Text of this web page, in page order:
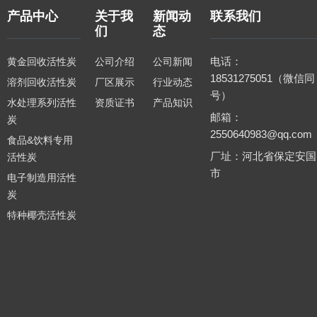
产品中心
黄金回收活性炭
溶剂回收活性炭
水处理系列活性
炭
食品&饮料专用
活性炭
电子制造用活性
炭
特种椰壳活性炭
关于我
们
公司介绍
厂区展示
资质证书
新闻动
态
公司新闻
行业动态
产品知识
联系我们
电话：
18531275051（微信同
号）
邮箱：
2550640983@qq.com
厂址：河北省保定安国
市